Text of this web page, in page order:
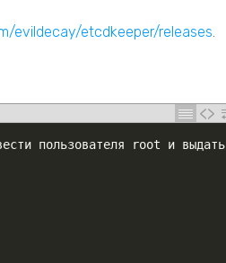
evildecay/etcdkeeper/releases.
пользователя root и выдать